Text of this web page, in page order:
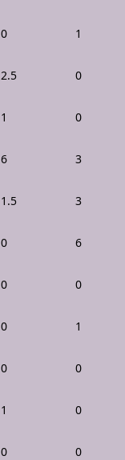
0 1
2.5 0
1 0
6 3
1.5 3
0 6
0 0
0 1
0 0
1 0
0 0